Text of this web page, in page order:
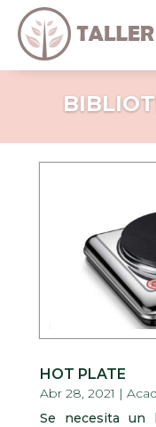
HOT PLATE
Abr 28, 2021 |
Se necesita un